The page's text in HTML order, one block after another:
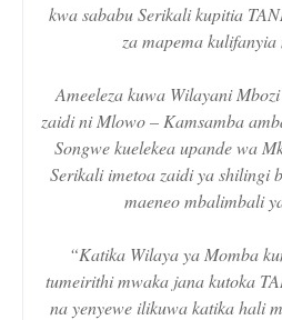
kwa sababu Serikali kupitia
za mapema kulifanyia
Ameeleza kuwa Wilayani
zaidi ni Mlowo – Kamsamba
Songwe kuelekea upande wa
Serikali imetoa zaidi ya shilingi
maeneo mbalimbali
“Katika Wilaya ya Momba
tumeirithi mwaka jana kutoka
na yenyewe ilikuwa katika hali